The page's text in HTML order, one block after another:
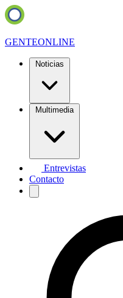
GENTEONLINE
Noticias
Multimedia
Entrevistas
Contacto